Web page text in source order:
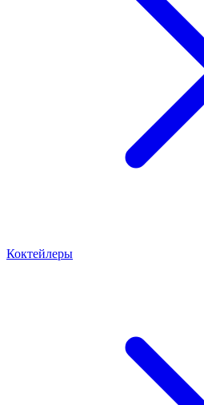
Коктейлеры